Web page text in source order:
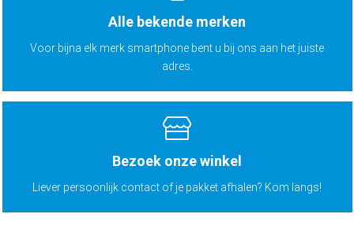
Alle bekende merken
Voor bijna elk merk smartphone bent u bij ons aan het juiste
adres.
Bezoek onze winkel
Liever persoonlijk contact of je pakket afhalen? Kom langs!